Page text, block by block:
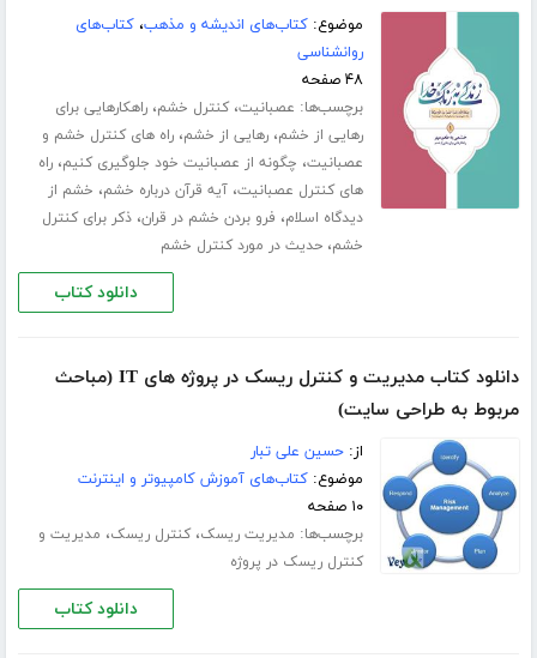
موضوع:کتاب‌های اندیشه و مذهب،کتاب‌های
روانشناسی
۴۸ صفحه
برچسب‌ها: عصبانیت،کنترل خشم،راهکارهایی برای
رهایی از خشم،رهایی از خشم،راه های کنترل خشم و
عصبانیت، چگونه از عصبانیت خود جلوگیری کنیم،راه
های کنترل عصبانیت،آیه قرآن درباره خشم، خشم از
دیدگاه اسلام، فرو بردن خشم در قران،ذکر برای کنترل
خشم،حدیث در مورد کنترل خشم
دانلود کتاب
دانلود کتاب مدیریت و کنترل ریسک در پروژه های IT (مباحث
مربوط به طراحی سایت)
از:حسین علی تبار
موضوع:کتاب‌های آموزش کامپیوتر و اینترنت
۱۰ صفحه
برچسب‌ها: مدیریت ریسک،کنترل ریسک، مدیریت و
کنترل ریسک در پروژه
دانلود کتاب